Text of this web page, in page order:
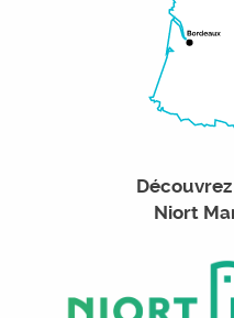
Niort